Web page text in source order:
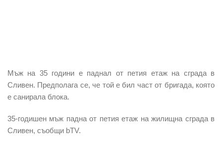
Мъж на 35 години е паднал от петия етаж на сграда в
Сливен. Предполага се, че той е бил част от бригада, която
е санирала блока.
35-годишен мъж падна от петия етаж на жилищна сграда в
Сливен, съобщи bTV.